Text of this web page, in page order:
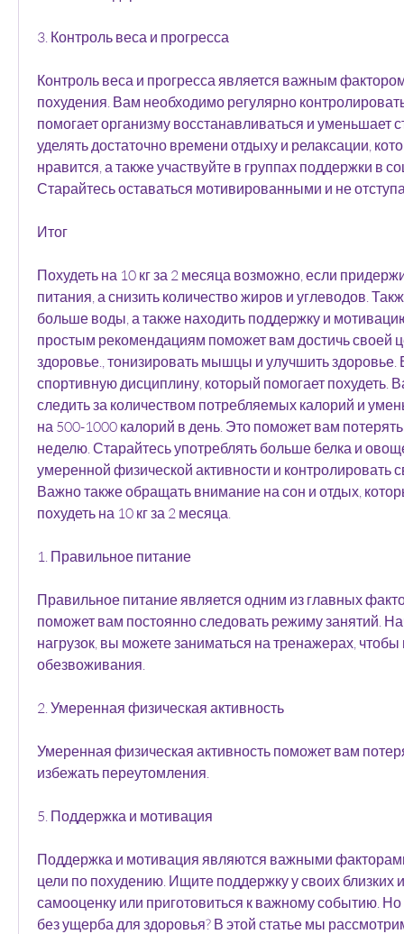
3. Контроль веса и прогресса
Контроль веса и прогресса является важным
похудения. Вам необходимо регулярно контролировать
помогает организму восстанавливаться и уменьшает
уделять достаточно времени отдыху и релаксации,
нравится, а также участвуйте в группах поддержки в
Старайтесь оставаться мотивированными и не
Итог
Похудеть на 10 кг за 2 месяца возможно, если
питания, а снизить количество жиров и углеводов.
больше воды, а также находить поддержку и
простым рекомендациям поможет вам достичь своей
здоровье., тонизировать мышцы и улучшить здоровье.
спортивную дисциплину, который помогает похудеть.
следить за количеством потребляемых калорий и
на 500-1000 калорий в день. Это поможет вам
неделю. Старайтесь употреблять больше белка и
умеренной физической активности и контролировать
Важно также обращать внимание на сон и отдых,
похудеть на 10 кг за 2 месяца.
1. Правильное питание
Правильное питание является одним из главных
поможет вам постоянно следовать режиму занятий.
нагрузок, вы можете заниматься на тренажерах, чтобы
обезвоживания.
2. Умеренная физическая активность
Умеренная физическая активность поможет вам
избежать переутомления.
5. Поддержка и мотивация
Поддержка и мотивация являются важными
цели по похудению. Ищите поддержку у своих близких
самооценку или приготовиться к важному событию. Но
без ущерба для здоровья? В этой статье мы